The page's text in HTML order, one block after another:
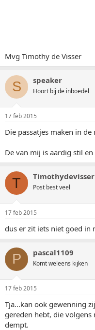
Mvg Timothy de Visser
S speaker
Hoort bij de inboedel
17 feb 2015
Die passatjes maken in
De van mij is aardig stil
T Timothydevisser
Post best veel
17 feb 2015
dus er zit iets niet goed in
P pascal1109
Komt weleens kijken
17 feb 2015
Tja...kan ook gewenning
gereden hebt, die
dempt.